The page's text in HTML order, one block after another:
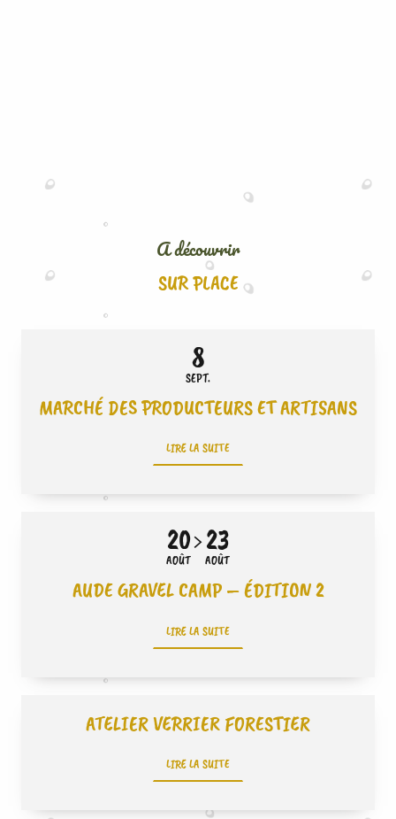
A découvrir
SUR PLACE
8
SEPT.
MARCHÉ DES PRODUCTEURS ET ARTISANS
LIRE LA SUITE
20
AOÛT
23
AOÛT
AUDE GRAVEL CAMP – ÉDITION 2
LIRE LA SUITE
ATELIER VERRIER FORESTIER
LIRE LA SUITE